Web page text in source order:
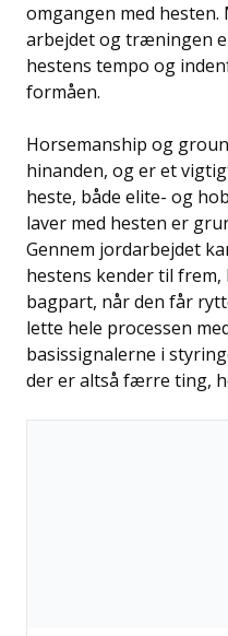
omgangen med hesten.
arbejdet og træningen
hestens tempo og
formåen.
Horsemanship og
hinanden, og er et
heste, både elite- og
laver med hesten er
Gennem jordarbejdet
hestens kender til
bagpart, når den får
lette hele processen
basissignalerne i
der er altså færre ting,